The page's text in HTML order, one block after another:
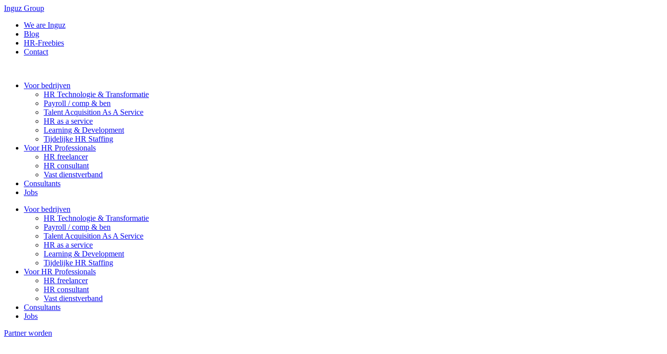
Inguz Group
We are Inguz
Blog
HR-Freebies
Contact
Voor bedrijven
HR Technologie & Transformatie
Payroll / comp & ben
Talent Acquisition As A Service
HR as a service
Learning & Development
Tijdelijke HR Staffing
Voor HR Professionals
HR freelancer
HR consultant
Vast dienstverband
Consultants
Jobs
Voor bedrijven
HR Technologie & Transformatie
Payroll / comp & ben
Talent Acquisition As A Service
HR as a service
Learning & Development
Tijdelijke HR Staffing
Voor HR Professionals
HR freelancer
HR consultant
Vast dienstverband
Consultants
Jobs
Partner worden